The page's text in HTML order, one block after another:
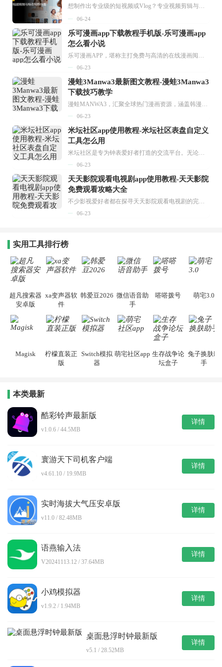
想制作出专业级的短视频或Vlog？专业视频剪辑与特效制作大全专题为你提供了从剪辑、抠像到特效包装的全套解决方案。无论是添加炫酷的片头、进行精准的视频抠图，还是制...
06-24
乐可漫画app下载教程手机版-乐可漫画app
怎么看小说
乐可漫画APP，堪称主打免费与高清的在线漫画阅读神器。其官方版提供海量完整版漫画资源，无论是国内漫画，还是日漫、韩漫、台漫、美漫等国外漫画，应有尽有，随时供你阅读。只需轻点一下，便能直接进入阅读界面。不仅如此，乐可漫画最新版本更新速度极快，在这里，你总能抢先看到全网一手漫画章节内容！...
06-23
漫蛙3Manwa3最新图文教程-漫蛙3Manwa3
下载技巧教学
漫蛙MANWA3，汇聚全球热门漫画资源，涵盖韩漫、欧美漫画、国漫等多种类型，题材丰富多样，全方位满足用户阅读喜好。它不仅是阅读平台，更是创作平台，为广大用户打造零门槛创作环境。...
06-23
米坛社区app使用教程-米坛社区表盘自定义
工具怎么用
米坛社区是专为钟表爱好者打造的交流平台。无论你是初涉钟表领域的普通爱好者，还是拥有多年收藏经验的资深玩家，都能在此找到属于自己的天地。 无需注册，就能轻松参与其中。通过专业的讨论论坛与丰富的交互功能，你可与世界各地的钟表爱好者畅快交流。若你钟情于钟表，米坛社区无疑是值得一试的理想之选。在这里，你能获取最新的手表资讯，交流见解，提升鉴赏品味，让每一块手表都成为收藏故事中重要的一部分。感兴趣的朋友，不要错过下载机会。...
06-23
天天影院观看电视剧app使用教程-天天影院
免费观看攻略大全
不少影视爱好者都在探寻天天影院观看电视剧的完整方法，结合最新平台使用规则，本篇新手入门攻略全面讲解观看渠道、检索流程、播放设置以及画面模式调整等实用内容。全文适配手机、电脑等主流设备，步骤简洁易懂，无论是初次使用的新手，还是想要优化观影体验的用户，都能参照内容快速上手，熟练掌握平台各项操作技巧，轻松畅享影视内容。...
06-23
实用工具排行榜
超凡搜索器
安卓版
xa变声器软
件
韩爱豆2026 微信语音助
手
嗒嗒拨号 萌宅3.0
Magisk
柠檬直装正
版
Switch模拟
器
萌宅社区app 生存战争论
坛盒子
兔子换肤助
手
本类最新
酷彩铃声最新版
v1.0.6 / 44.5MB
详情
寰游天下司机客户端
v4.61.10 / 19.9MB
详情
实时海拔大气压安卓版
v11.0 / 82.48MB
详情
语燕输入法
V20241113.12 / 37.64MB
详情
小鸡模拟器
v1.9.2 / 1.94MB
详情
桌面悬浮时钟最新版
v5.1 / 28.52MB
详情